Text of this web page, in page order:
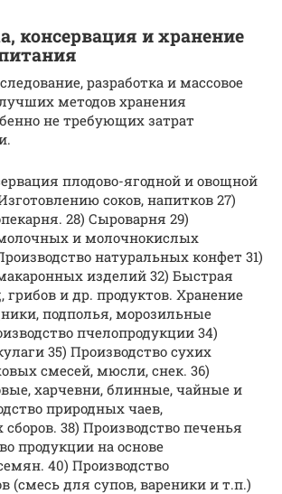
консервация и хранение
разработка и массовое
методов хранения
не требующих затрат
плодово-ягодной и овощной
соков, напитков 27)
28) Сыроварня 29)
и молочнокислых
натуральных конфет 31)
изделий 32) Быстрая
грибов и др. продуктов. Хранение
подполья, морозильные
пчелопродукции 34)
35) Производство сухих
смесей, мюсли, снек. 36)
харчевни, блинные, чайные и
природных чаев,
38) Производство печенья
продукции на основе
40) Производство
(смесь для супов, вареники и т.п.)